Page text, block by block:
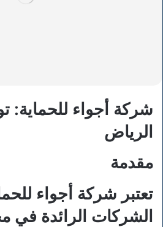
شركة أجواء للحماية:
الرياض
مقدمة
تعتبر شركة أجواء
الشركات الرائدة في